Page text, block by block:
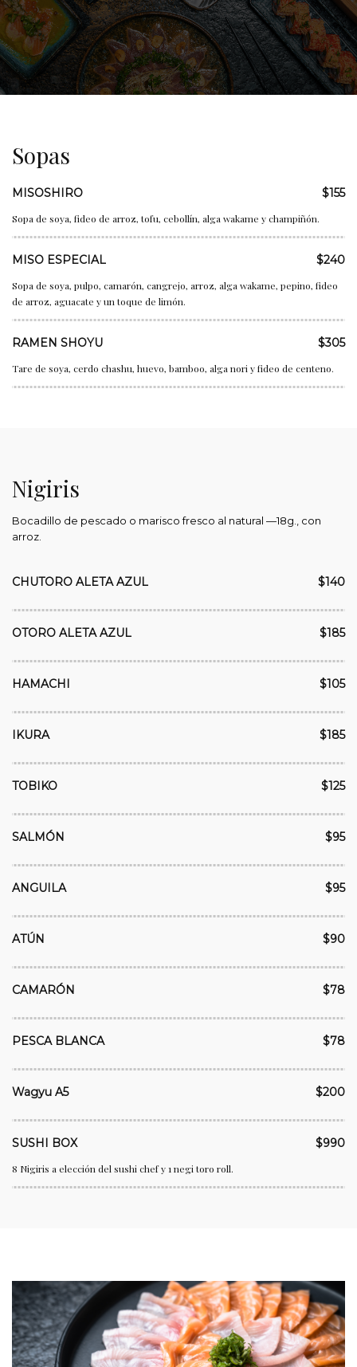
Sopas
MISOSHIRO $155
Sopa de soya, fideo de arroz, tofu, cebollín, alga wakame y champiñón.
MISO ESPECIAL $240
Sopa de soya, pulpo, camarón, cangrejo, arroz, alga wakame, pepino, fideo
de arroz, aguacate y un toque de limón.
RAMEN SHOYU $305
Tare de soya, cerdo chashu, huevo, bamboo, alga nori y fideo de centeno.
Nigiris
Bocadillo de pescado o marisco fresco al natural —18g., con
arroz.
CHUTORO ALETA AZUL $140
OTORO ALETA AZUL $185
HAMACHI $105
IKURA $185
TOBIKO $125
SALMÓN $95
ANGUILA $95
ATÚN $90
CAMARÓN $78
PESCA BLANCA $78
Wagyu A5 $200
SUSHI BOX $990
8 Nigiris a elección del sushi chef y 1 negi toro roll.